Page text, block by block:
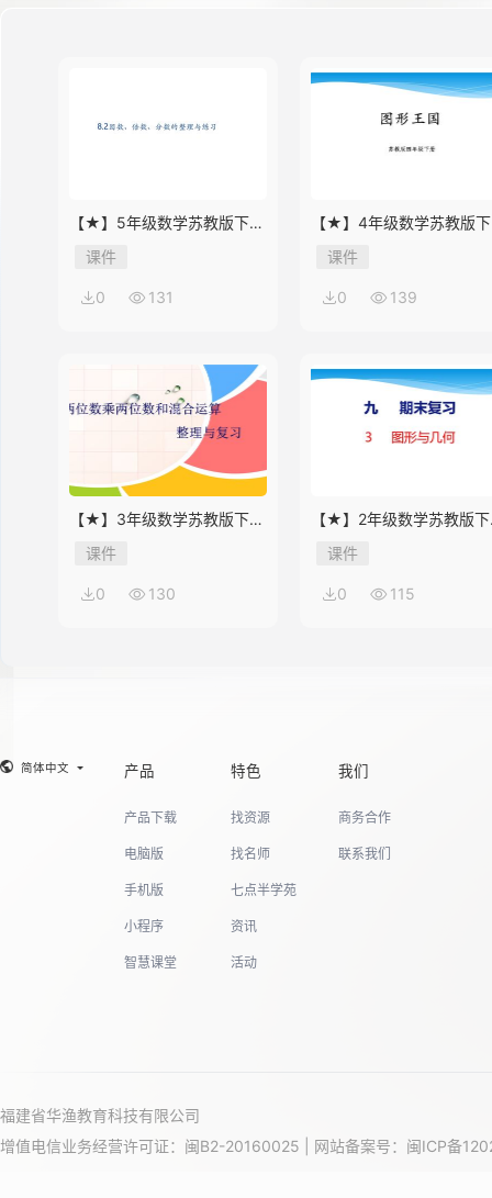
19
【★】5年级数学苏教版下册
课件第8单元《单元复习》
课件
0 131
【★】4年级数学苏教版
课件第9单元《单元复习》
课件
0 139
【★】3年级数学苏教版下册
课件第10单元《单元复习》
课件
0 130
【★】2年级数学苏教版
课件第9单元《期末复习》
课件
0 115
简体中文 产品
产品下载
电脑版
手机版
小程序
智慧课堂
特色
找资源
找名师
七点半学苑
资讯
活动
我们
商务合作
联系我们
福建省华渔教育科技有限公司
增值电信业务经营许可证：闽B2-20160025 | 网站备案号： 闽ICP备